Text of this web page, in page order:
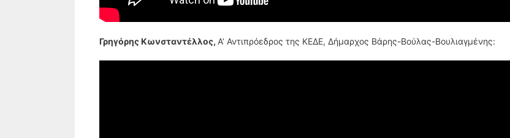
Γρηγόρης Κωνσταντέλλος, Α’ Αντιπρόεδρος της ΚΕΔΕ, Δήμαρχος Βάρης-Βούλας-Βουλιαγμένης: